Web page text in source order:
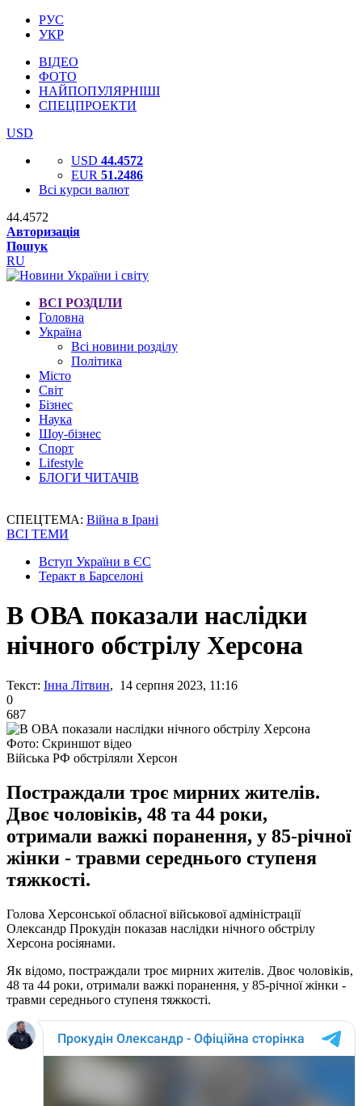
РУС
УКР
ВІДЕО
ФОТО
НАЙПОПУЛЯРНІШІ
СПЕЦПРОЕКТИ
USD
USD 44.4572
EUR 51.2486
Всі курси валют
44.4572
Авторизація
Пошук
RU
ВСІ РОЗДІЛИ
Головна
Україна
Всі новини розділу
Політика
Місто
Світ
Бізнес
Наука
Шоу-бізнес
Спорт
Lifestyle
БЛОГИ ЧИТАЧІВ
СПЕЦТЕМА: Війна в Ірані
ВСІ ТЕМИ
Вступ України в ЄС
Теракт в Барселоні
В ОВА показали наслідки
нічного обстрілу Херсона
Текст: Інна Літвин, 14 серпня 2023, 11:16
0
687
Фото: Скриншот відео
Війська РФ обстріляли Херсон
Постраждали троє мирних жителів.
Двоє чоловіків, 48 та 44 роки,
отримали важкі поранення, у 85-річної
жінки - травми середнього ступеня
тяжкості.
Голова Херсонської обласної військової адміністрації
Олександр Прокудін показав наслідки нічного обстрілу
Херсона росіянами.
Як відомо, постраждали троє мирних жителів. Двоє чоловіків,
48 та 44 роки, отримали важкі поранення, у 85-річної жінки -
травми середнього ступеня тяжкості.